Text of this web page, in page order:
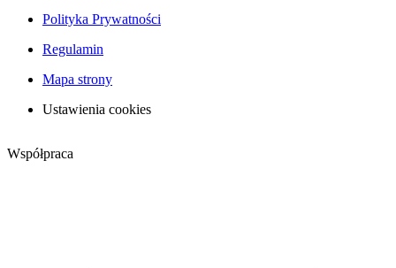
Polityka Prywatności
Regulamin
Mapa strony
Ustawienia cookies
Współpraca